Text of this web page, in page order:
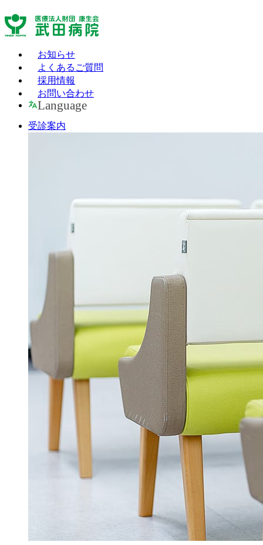
お知らせ
よくあるご質問
採用情報
お問い合わせ
Language
受診案内